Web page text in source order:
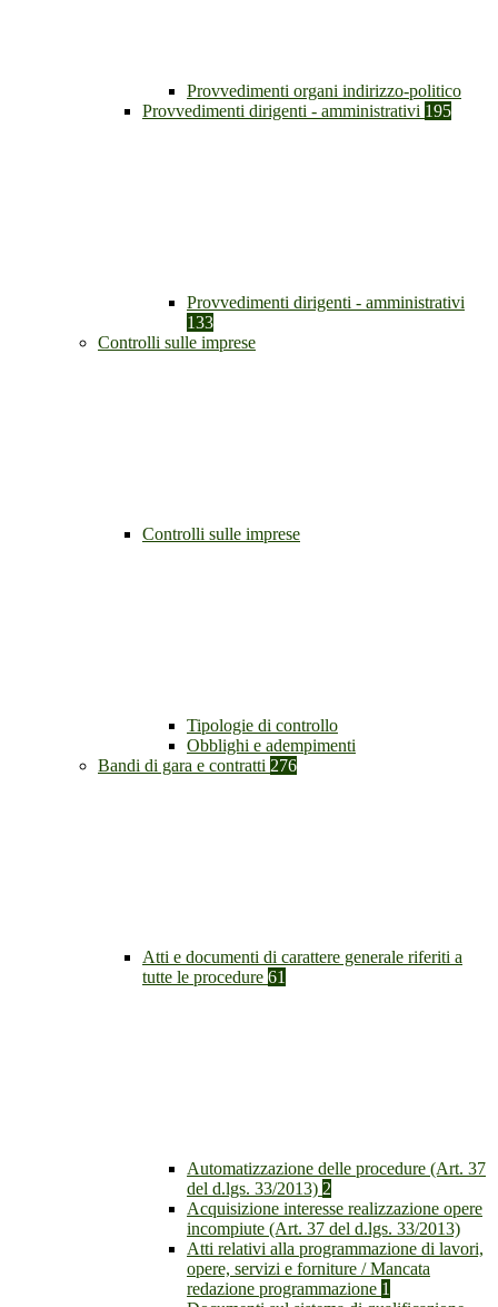
Provvedimenti organi indirizzo-politico
Provvedimenti dirigenti - amministrativi 195
Provvedimenti dirigenti - amministrativi
133
Controlli sulle imprese
Controlli sulle imprese
Tipologie di controllo
Obblighi e adempimenti
Bandi di gara e contratti 276
Atti e documenti di carattere generale riferiti a
tutte le procedure 61
Automatizzazione delle procedure (Art. 37
del d.lgs. 33/2013) 2
Acquisizione interesse realizzazione opere
incompiute (Art. 37 del d.lgs. 33/2013)
Atti relativi alla programmazione di lavori,
opere, servizi e forniture / Mancata
redazione programmazione 1